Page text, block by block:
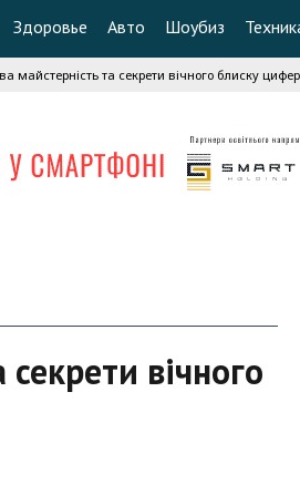
Здоровье Авто Шоубиз
майстерність та секрети вічного блиску
вічного